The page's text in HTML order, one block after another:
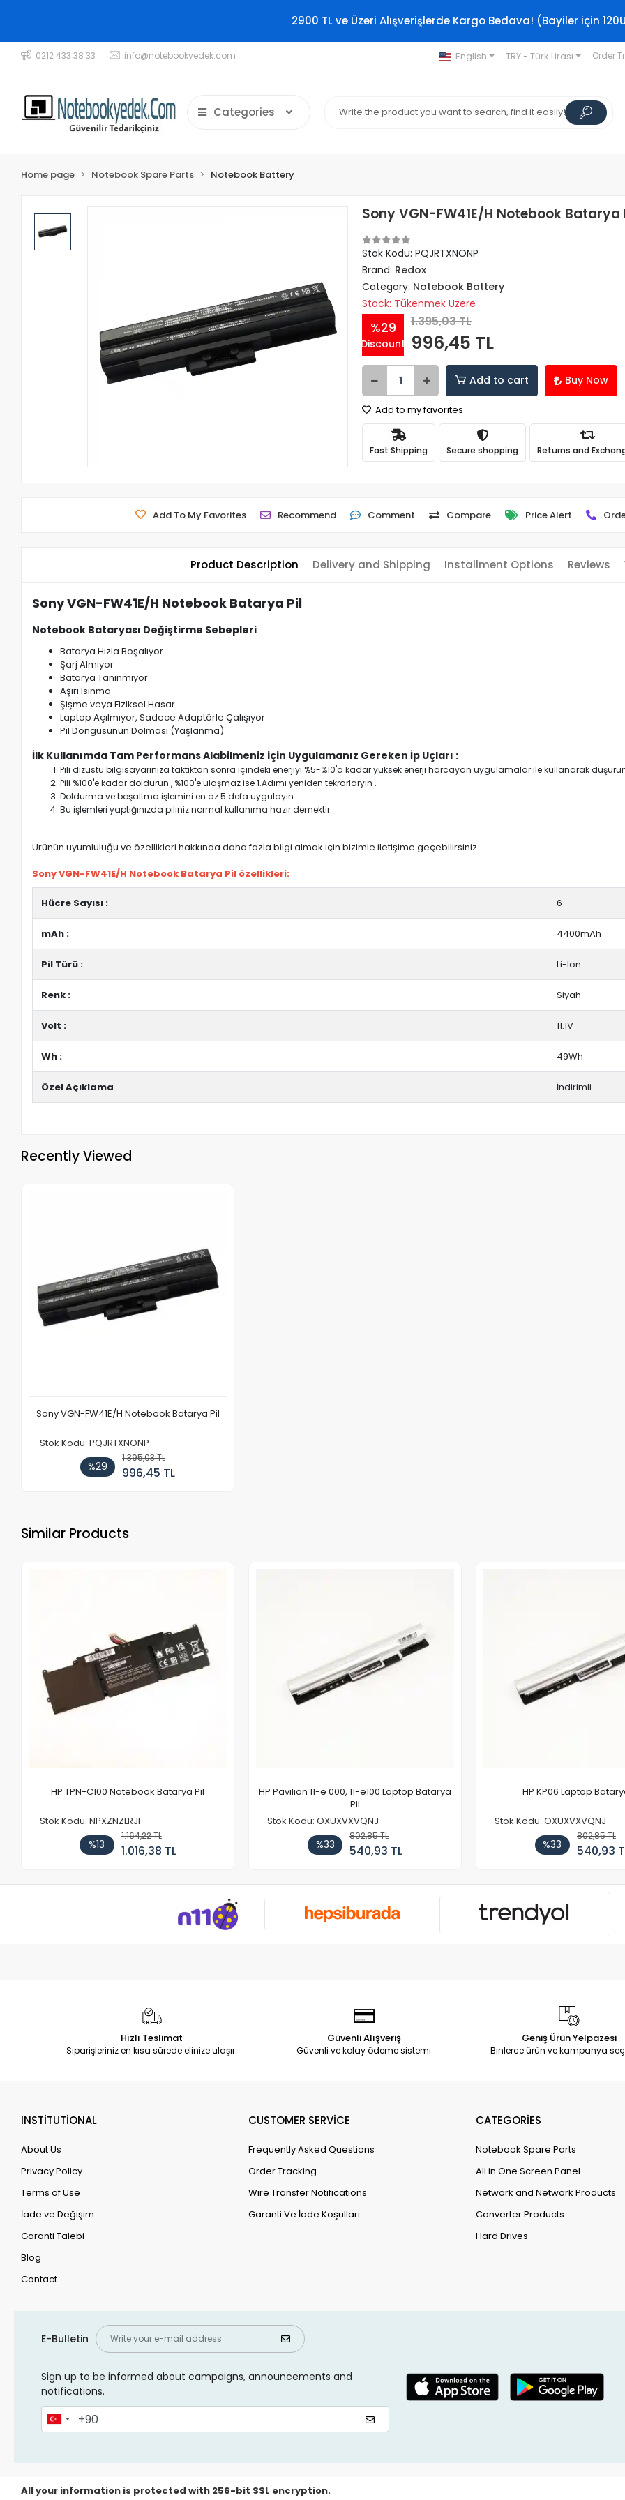
2900 TL ve Üzeri Alışverişlerde Kargo Bedava! (Bayiler için
0212 433 38 33 info@notebookyedek.com English TRY - Türk Lirası Order
Categories
Home page Notebook Spare Parts Notebook Battery
Sony VGN-FW41E/H Notebook Batarya
Stok Kodu: PQJRTXNONP
Brand: Redox
Category: Notebook Battery
Stock: Tükenmek Üzere
%29
Discount
1.395,03 TL
996,45 TL
Add to cart Buy Now
Add to my favorites
Fast Shipping Secure shopping Returns and
Add To My Favorites Recommend Comment Compare Price Alert
Product Description Delivery and Shipping Installment Options Reviews
Sony VGN-FW41E/H Notebook Batarya Pil
Notebook Bataryası Değiştirme Sebepleri
Batarya Hızla Boşalıyor
Şarj Almıyor
Batarya Tanınmıyor
Aşırı Isınma
Şişme veya Fiziksel Hasar
Laptop Açılmıyor, Sadece Adaptörle Çalışıyor
Pil Döngüsünün Dolması (Yaşlanma)
İlk Kullanımda Tam Performans Alabilmeniz için Uygulamanız Gereken İp Uçları :
Pili dizüstü bilgisayarınıza taktıktan sonra içindeki enerjiyi %5-%10'a kadar yüksek enerji harcayan uygulamalar ile kullanarak
Pili %100'e kadar doldurun , %100'e ulaşmaz ise 1.Adımı yeniden tekrarlaryın .
Doldurma ve boşaltma işlemini en az 5 defa uygulayın.
Bu işlemleri yaptığınızda piliniz normal kullanıma hazır demektir.
Ürünün uyumluluğu ve özellikleri hakkında daha fazla bilgi almak için bizimle iletişime geçebilirsiniz.
Sony VGN-FW41E/H Notebook Batarya Pil özellikleri:
Hücre Sayısı : 6
mAh : 4400mAh
Pil Türü : Li-Ion
Renk : Siyah
Volt : 11.1V
Wh : 49Wh
Özel Açıklama İndirimli
Recently Viewed
Sony VGN-FW41E/H Notebook Batarya Pil
Stok Kodu: PQJRTXNONP
%29
1.395,03 TL
996,45 TL
Similar Products
HP TPN-C100 Notebook Batarya Pil
Stok Kodu: NPXZNZLRJI
%13
1.164,22 TL
1.016,38 TL
HP Pavilion 11-e 000, 11-e100 Laptop Batarya
Pil
Stok Kodu: OXUXVXVQNJ
%33
802,85 TL
540,93 TL
HP KP06 Laptop
Stok Kodu: OXUXVXVQNJ
%33
802,85 TL
540,93
Hızlı Teslimat
Siparişleriniz en kısa sürede elinize ulaşır.
Güvenli Alışveriş
Güvenli ve kolay ödeme sistemi
Geniş Ürün Yelpazesi
Binlerce ürün ve kampanya
INSTİTUTİONAL
About Us
Privacy Policy
Terms of Use
İade ve Değişim
Garanti Talebi
Blog
Contact
CUSTOMER SERVİCE
Frequently Asked Questions
Order Tracking
Wire Transfer Notifications
Garanti Ve İade Koşulları
CATEGORİES
Notebook Spare Parts
All in One Screen Panel
Network and Network Products
Converter Products
Hard Drives
E-Bulletin
Sign up to be informed about campaigns, announcements and
notifications.
All your information is protected with 256-bit SSL encryption.